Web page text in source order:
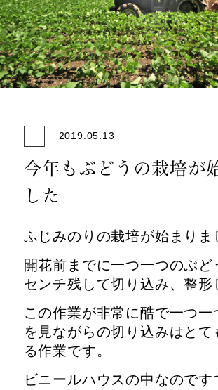
2019.05.13
今年もぶどうの栽培が
した
ふじみのりの栽培が始まりま
開花前までに一つ一つのぶど
センチ残して切り込み、整形
この作業が非常に酷で一つ一
を見ながらの切り込みはとて
る作業です。
ビニールハウスの中なのです